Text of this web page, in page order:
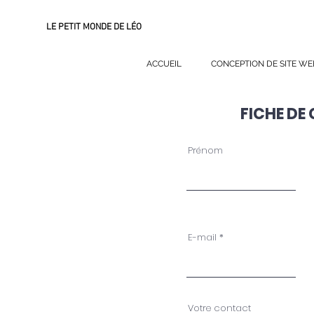
LE PETIT MONDE DE LÉO
ACCUEIL CONCEPTION DE SITE
FICHE
Prénom
E-mail
Votre contact